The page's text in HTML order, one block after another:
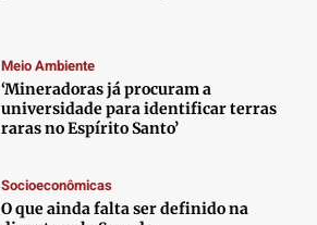
Meio Ambiente
‘Mineradoras já procuram a
universidade para identificar terras
raras no Espírito Santo’
Socioeconômicas
O que ainda falta ser definido na